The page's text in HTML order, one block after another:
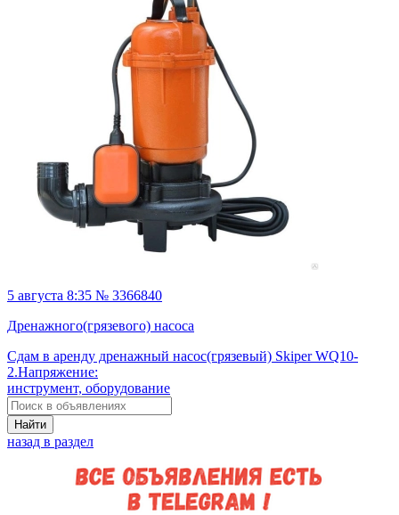
5 августа 8:35 № 3366840
Дренажного(грязевого) насоса
Сдам в аренду дренажный насос(грязевый) Skiper WQ10-
2.Напряжение:
инструмент, оборудование
Найти
назад в раздел